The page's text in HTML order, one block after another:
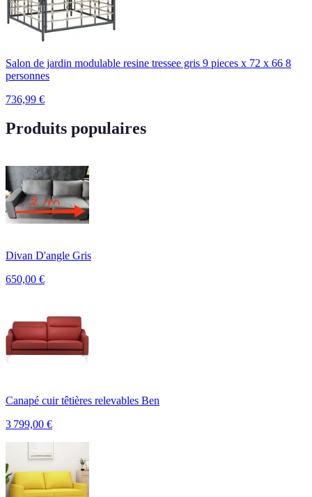
Salon de jardin modulable resine tressee gris 9 pieces x 72 x 66 8
personnes
736,99 €
Produits populaires
Divan D'angle Gris
650,00 €
Canapé cuir têtières relevables Ben
3 799,00 €